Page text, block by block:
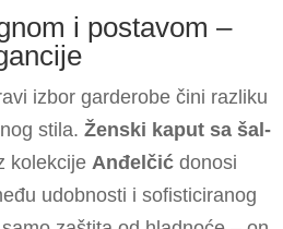
8.600 RSD
i postavom –
izbor garderobe čini razliku
stila. Ženski kaput sa šal-
kolekcije Anđelčić donosi
udobnosti i sofisticiranog